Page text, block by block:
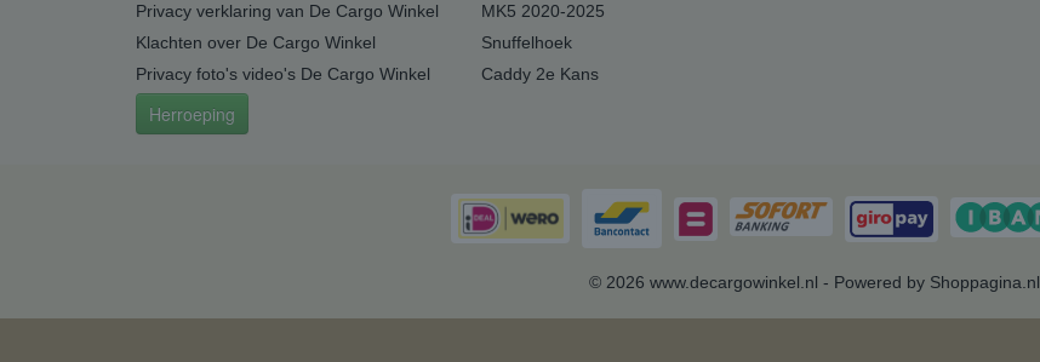
Privacy verklaring van De Cargo Winkel
Klachten over De Cargo Winkel
Privacy foto's video's De Cargo Winkel
Herroeping
MK5 2020-2025
Snuffelhoek
Caddy 2e Kans
© 2026 www.decargowinkel.nl - Powered by Shoppagina.nl